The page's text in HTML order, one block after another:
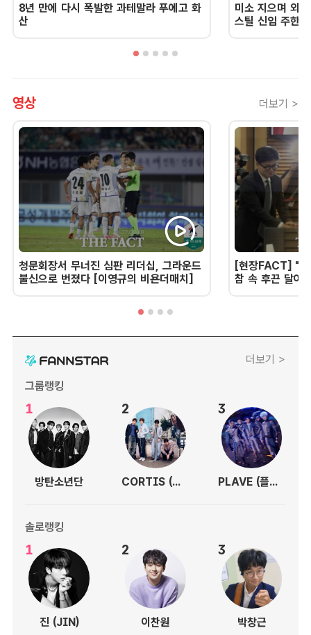
8년 만에 다시 폭발한 과테말라 푸에고 화
산
미소 지으며 외
스틸 신임 주한
영상 더보기 >
청문회장서 무너진 심판 리더십, 그라운드
불신으로 번졌다 [이영규의 비욘더매치]
[현장FACT] "한
참 속 후끈 달아
더보기 >
그룹랭킹
1
방탄소년단
2
CORTIS (코르티스)
3
PLAVE (플레이브)
솔로랭킹
1
진 (JIN)
2
이찬원
3
박창근